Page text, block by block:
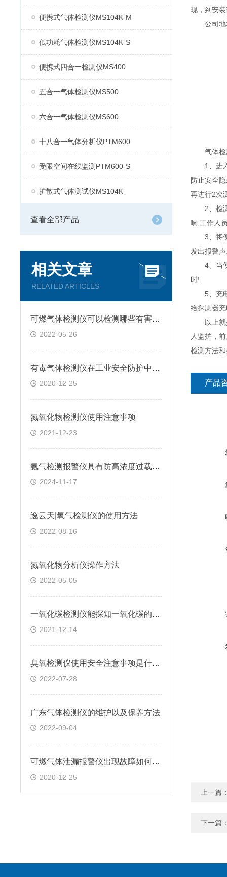
便携式气体检测仪MS104K-M
低功耗气体检测仪MS104K-S
便携式四合一检测仪MS400
五合一气体检测仪MS500
六合一气体检测仪MS600
十八合一气体分析仪PTM600
受限空间在线监测PTM600-S
扩散式气体测试仪MS104K
查看全部产品
相关文章
RELATED ARTICLES
可燃气体检测仪可以检测哪些有害气体呢
2022-05-26
有毒气体检测仪在工业安全防护中的重要性
2020-12-25
氮氧化物检测仪使用注意事项
2021-12-23
氨气检测报警仪具有防高浓度过载功能和自我保护功能
2024-11-17
逸云天|氧气检测仪的使用方法
2022-08-16
氮氧化物分析仪操作方法
2022-05-05
一氧化碳检测仪能探知一氧化碳的浓度变化吗
2021-12-14
臭氧检测仪使用安全注意事项是什么？
2022-07-28
广东气体检测仪的维护以及保养方法
2022-09-04
可燃气体泄漏报警仪出现故障如何检测?
2020-12-25
现，到安
公司地址
气体检
1、进入
防止安全
再进行2次
2、检测
响;工作人
3、将便
发出报警
4、当便
时!
5、充电
给探测器
以上就是
人监护，
检测方法
产品
上一篇
下一篇